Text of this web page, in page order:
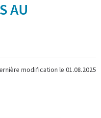
AU
modification le 01.08.2025